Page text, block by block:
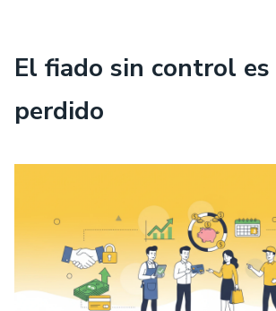
El fiado sin control
perdido